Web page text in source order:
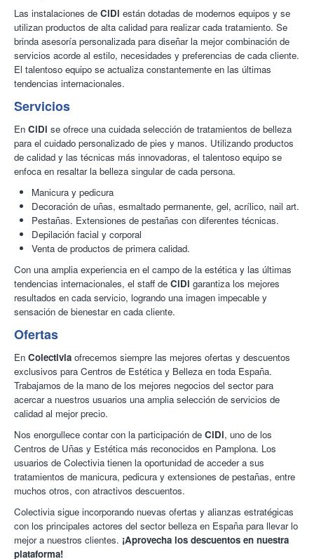
Las instalaciones de CiDi están dotadas de modernos equipos y se
utilizan productos de alta calidad para realizar cada tratamiento. Se
brinda asesoría personalizada para diseñar la mejor combinación de
servicios acorde al estilo, necesidades y preferencias de cada cliente.
El talentoso equipo se actualiza constantemente en las últimas
tendencias internacionales.
Servicios
En CiDi se ofrece una cuidada selección de tratamientos de belleza
para el cuidado personalizado de pies y manos. Utilizando productos
de calidad y las técnicas más innovadoras, el talentoso equipo se
enfoca en resaltar la belleza singular de cada persona.
Manicura y pedicura
Decoración de uñas, esmaltado permanente, gel, acrílico, nail art.
Pestañas. Extensiones de pestañas con diferentes técnicas.
Depilación facial y corporal
Venta de productos de primera calidad.
Con una amplia experiencia en el campo de la estética y las últimas
tendencias internacionales, el staff de CiDi garantiza los mejores
resultados en cada servicio, logrando una imagen impecable y
sensación de bienestar en cada cliente.
Ofertas
En Colectivia ofrecemos siempre las mejores ofertas y descuentos
exclusivos para Centros de Estética y Belleza en toda España.
Trabajamos de la mano de los mejores negocios del sector para
acercar a nuestros usuarios una amplia selección de servicios de
calidad al mejor precio.
Nos enorgullece contar con la participación de CiDi, uno de los
Centros de Uñas y Estética más reconocidos en Pamplona. Los
usuarios de Colectivia tienen la oportunidad de acceder a sus
tratamientos de manicura, pedicura y extensiones de pestañas, entre
muchos otros, con atractivos descuentos.
Colectivia sigue incorporando nuevas ofertas y alianzas estratégicas
con los principales actores del sector belleza en España para llevar lo
mejor a nuestros clientes. ¡Aprovecha los descuentos en nuestra
plataforma!